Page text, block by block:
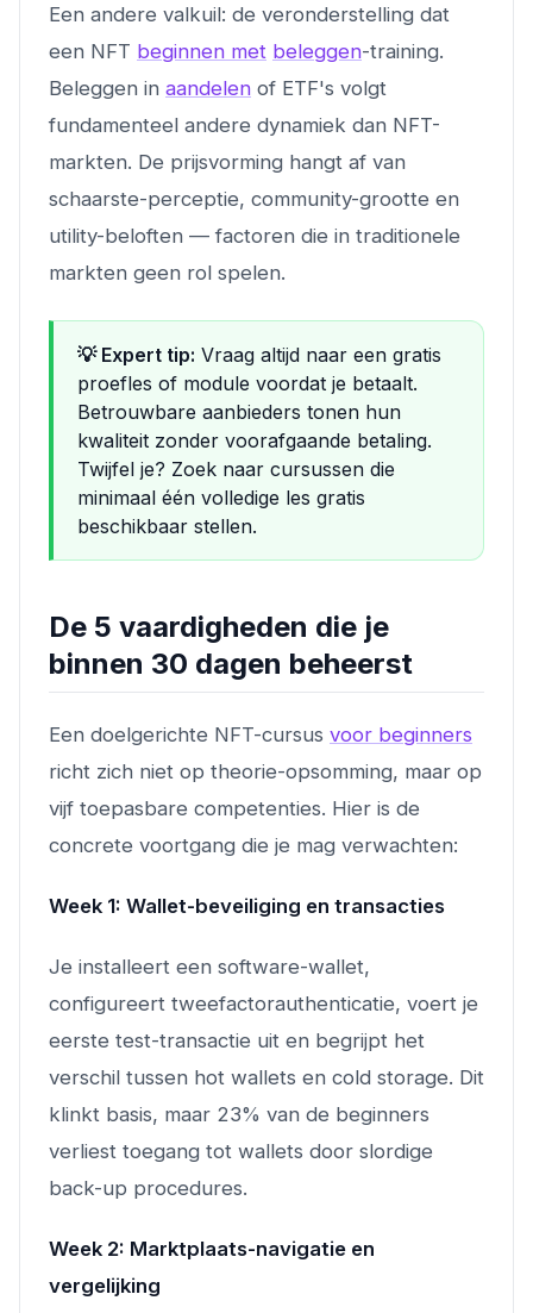
Een andere valkuil: de veronderstelling dat
een NFT beginnen met beleggen-training.
Beleggen in aandelen of ETF's volgt
fundamenteel andere dynamiek dan NFT-
markten. De prijsvorming hangt af van
schaarste-perceptie, community-grootte en
utility-beloften — factoren die in traditionele
markten geen rol spelen.
💡 Expert tip: Vraag altijd naar een gratis
proefles of module voordat je betaalt.
Betrouwbare aanbieders tonen hun
kwaliteit zonder voorafgaande betaling.
Twijfel je? Zoek naar cursussen die
minimaal één volledige les gratis
beschikbaar stellen.
De 5 vaardigheden die je
binnen 30 dagen beheerst
Een doelgerichte NFT-cursus voor beginners
richt zich niet op theorie-opsomming, maar op
vijf toepasbare competenties. Hier is de
concrete voortgang die je mag verwachten:
Week 1: Wallet-beveiliging en transacties
Je installeert een software-wallet,
configureert tweefactorauthenticatie, voert je
eerste test-transactie uit en begrijpt het
verschil tussen hot wallets en cold storage. Dit
klinkt basis, maar 23% van de beginners
verliest toegang tot wallets door slordige
back-up procedures.
Week 2: Marktplaats-navigatie en
vergelijking